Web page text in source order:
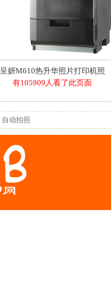
呈妍M610热升华照片打印机照
相馆文印店证件照
有105909人看了此页面
自动拍照